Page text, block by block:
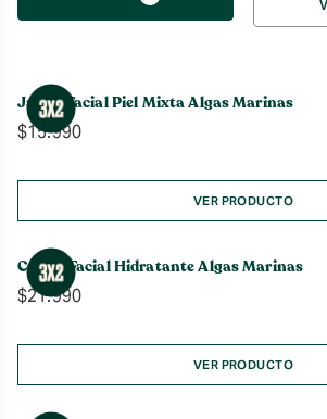
por
Jabón Facial Piel Mixta Algas Marinas
$15.990
VER PRODUCTO
Crema Facial Hidratante Algas Marinas
$21.990
VER PRODUCTO